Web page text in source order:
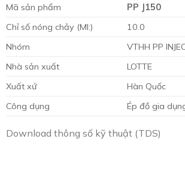
Mã sản phẩm
PP J150
Chỉ số nóng chảy (MI:)
10.0
Nhóm
VTHH PP
Nhà sản xuất
LOTTE
Xuất xứ
Hàn Quốc
Công dụng
Ép đồ gia
Download thông số kỹ thuật (TDS)